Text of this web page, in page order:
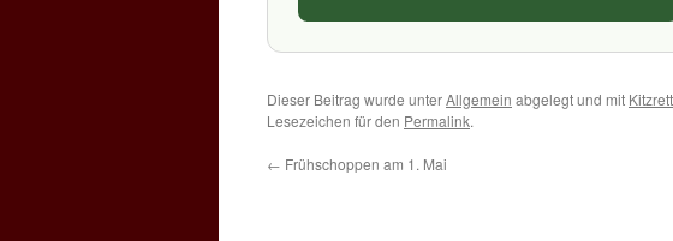
Dieser Beitrag wurde unterAllgemein abgelegt und mit
Lesezeichen für den Permalink.
← Frühschoppen am 1. Mai